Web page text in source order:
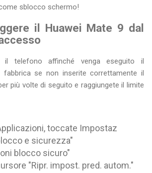
sblocco schermo!
il Huawei Mate 9 dal
il telefono affinché venga eseguito il
se non inserite correttamente il
più volte di seguito e raggiungete il limite
toccate Impostaz
e sicurezza"
blocco sicuro"
"Ripr. impost. pred. autom."